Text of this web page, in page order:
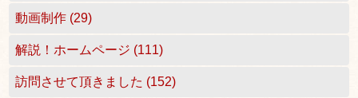
動画制作 (29)
解説！ホームページ (111)
訪問させて頂きました (152)